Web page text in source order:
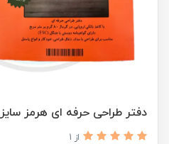
دفتر طراحی حرفه ای هرمز سایز A4
از 1